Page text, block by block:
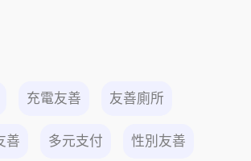
充電友善 友善廁所
善 多元支付 性別友善